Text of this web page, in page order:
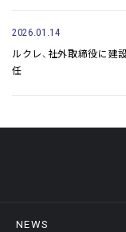
2026.01.14
ルクレ、社外取締役に建
任
NEWS